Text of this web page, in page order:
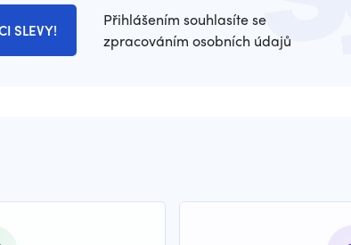
SLEVY!
Přihlášením souhlasíte se
zpracováním osobních údajů